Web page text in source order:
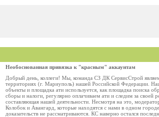
Необоснованная привязка к "красным" аккаунтам
Добрый день, коллеги! Мы, команда СЗ ДК СервисСтрой
территориях (г. Мариуполь) нашей Российской Федерации.
объекты и площадка ати используется, как площадка поиска
сборы и налоги, регулярно оплачиваем ати и следим за своей
составляющая нашей деятельности. Несмотря на это,
Колобок и Авангард, которые находятся с нами в одном
доказательств не рассматриваются. КС наверно остался